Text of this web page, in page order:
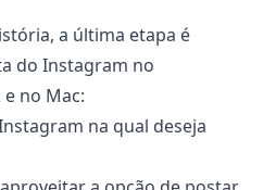
a última etapa é
do Instagram no
no Mac:
na qual deseja